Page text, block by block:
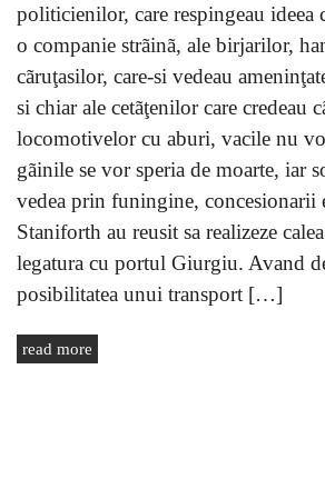
politicienilor, care respingeau ideea
o companie strãinã, ale birjarilor,
cãruţasilor, care-si vedeau
si chiar ale cetãţenilor care credeau
locomotivelor cu aburi, vacile nu
gãinile se vor speria de moarte, iar
vedea prin funingine, concesionarii
Staniforth au reusit sa realizeze
legatura cu portul Giurgiu. Avand
posibilitatea unui transport […]
read more